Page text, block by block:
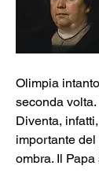
Olimpia
seconda
Diventa,
importante
ombra. Il